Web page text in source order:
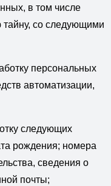
в том числе
со следующими
персональных
автоматизации,
следующих
рождения; номера
сведения о
почты;